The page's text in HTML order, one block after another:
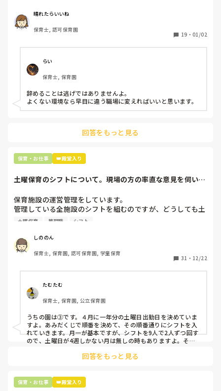
周りの職員は、勤続10年以上から何十年という先生がほとん
どです。
保護者子どもの愚痴悪口が多く、
今で言う不適切保育も
仕方ないよね
もう何も言わずに
子どもの言いなりになればいいんだね
などいう意見で…
上の先生に相談することは難しそうです。
最後の職場にしようと思っていましたが
辞めることは逃げ、と、過去辞めた人も何年も言われ続けて
います
晴れたらいいね
保育士, 認可保育園
19 ・ 01/02
らい
保育士, 保育園
辞めることは逃げではありませんよ。
よくない環境なら早目に違う職場に変えればいいと思います。
回答をもっと見る
保育・お仕事 👑殿堂入り
土曜保育のシフトについて。現場の方の率直な意見を伺いた
保育施設の運営管理をしています。
管理している全施設のシフトを組むのですが、どうしても土
曜保育だけは入れる方が少なく、いつも苦労しています。
て入職しているはずですが、いざ勤務が始まると一日も土曜
出勤が出来ない方ばかりです。
①土曜日の希望休は2日まで、と制限をかける
②毎月、必ず土曜保育に入ることのできる日を1日だけピッ
クアップしてもらう
③仮シフトが出た時、土曜出勤が難しければ自身で代わりの
人を交渉して見つけてもらう
上記のいずれかの対策を取り入れることを考えています。
土曜保育 管理職 シフト
しののん
保育士, 保育園, 認可保育園, 学童保育
31 ・ 12/22
たむたむ
保育士, 保育園, 公立保育園
うちの園は③です。４月に一年分の土曜日出勤日を決めていま
すよ。あみだくじで順番を決めて、その順番通りにシフトを入
れていきます。月一が基本ですが、シフトを9人で2人ずつ回す
ので、土曜日が4週しかない月は無しの時もありますよ。その
て貰い、主任に報告してます。
回答をもっと見る
保育・お仕事 👑殿堂入り